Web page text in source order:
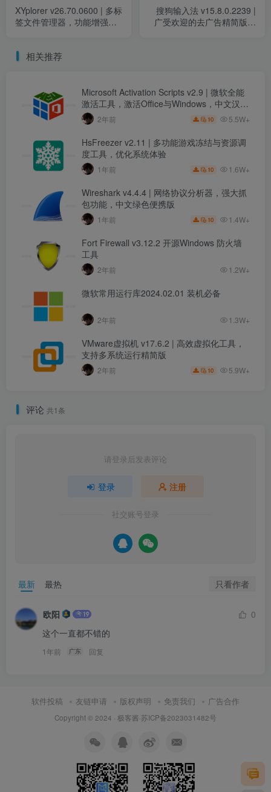
XYplorer v26.70.0600 | 多标
签文件管理器，功能增强的
搜狗输入法 v15.8.0.2239 |
广受欢迎的去广告精简版，
相关推荐
Microsoft Activation Scripts v2.9 | 微软全能
激活工具，激活Office与Windows，中文汉化
版
2年前 10 5.5W+
HsFreezer v2.11 | 多功能游戏冻结与资源调
度工具，优化系统体验
1年前 10 1.6W+
Wireshark v4.4.4 | 网络协议分析器，强大抓
包功能，中文绿色便携版
1年前 10 1.4W+
Fort Firewall v3.12.2 开源Windows 防火墙
工具
2年前 1.2W+
微软常用运行库2024.02.01 装机必备
2年前 1.3W+
VMware虚拟机 v17.6.2 | 高效虚拟化工具，
支持多系统运行精简版
2年前 10 5.9W+
评论 共1条
请登录后发表评论
登录 注册
社交账号登录
最新 最热 只看作者
欧阳
0
这个一直都不错的
1年前 广东 回复
软件投稿 友链申请 版权声明 免责我们 广告合作
Copyright © 2024 · 极客酱·苏ICP备2023031482号